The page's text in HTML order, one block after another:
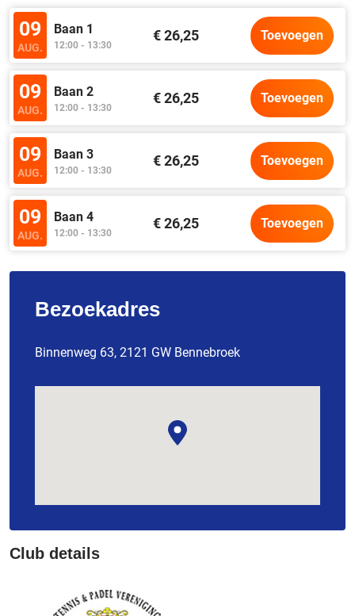
09
AUG.
Baan 1
12:00 - 13:30
€ 26,25 Toevoegen
09
AUG.
Baan 2
12:00 - 13:30
€ 26,25 Toevoegen
09
AUG.
Baan 3
12:00 - 13:30
€ 26,25 Toevoegen
09
AUG.
Baan 4
12:00 - 13:30
€ 26,25 Toevoegen
Bezoekadres
Binnenweg 63, 2121 GW Bennebroek
Club details